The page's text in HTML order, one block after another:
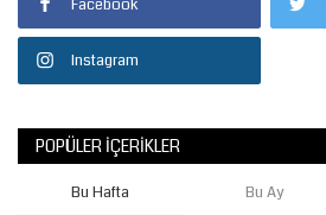
Facebook
Instagram
POPÜLER İÇERIKLER
Bu Hafta Bu Ay